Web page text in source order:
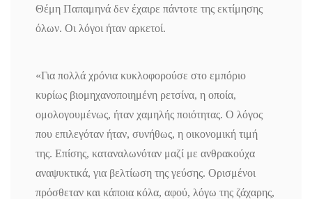
Θέμη Παπαμηνά δεν έχαιρε πάντοτε της εκτίμησης
όλων. Οι λόγοι ήταν αρκετοί.
«Για πολλά χρόνια κυκλοφορούσε στο εμπόριο
κυρίως βιομηχανοποιημένη ρετσίνα, η οποία,
ομολογουμένως, ήταν χαμηλής ποιότητας. Ο λόγος
που επιλεγόταν ήταν, συνήθως, η οικονομική τιμή
της. Επίσης, καταναλωνόταν μαζί με ανθρακούχα
αναψυκτικά, για βελτίωση της γεύσης. Ορισμένοι
πρόσθεταν και κάποια κόλα, αφού, λόγω της ζάχαρης,